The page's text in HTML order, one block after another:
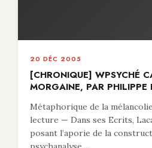
20 DÉC 2005
[CHRONIQUE] WPSYCHÉ
MORGAINE, PAR PHILIPPE
Métaphorique de la
lecture — Dans ses Ecrits,
posant l’aporie de la